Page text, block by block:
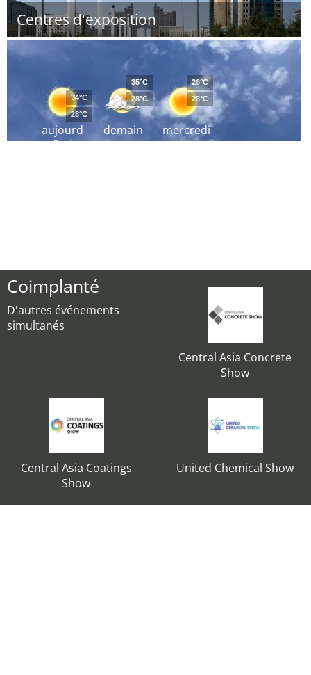
Centres d'exposition
aujourd
´hui
34°C
28°C
demain
35°C
28°C
mercredi
26°C
28°C
Coimplanté
D'autres événements
simultanés
Central Asia Concrete
Show
Central Asia Coatings
Show
United Chemical Show